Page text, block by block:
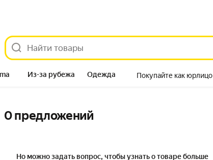
Из-за рубежа Одежда Покупайте как юрлицо
0 предложений
Но можно задать вопрос, чтобы узнать о товаре больше